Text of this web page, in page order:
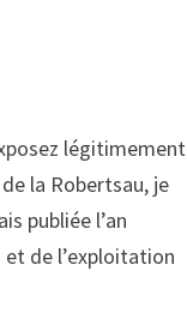
légitimement
la Robertsau, je
publiée l’an
de l’exploitation